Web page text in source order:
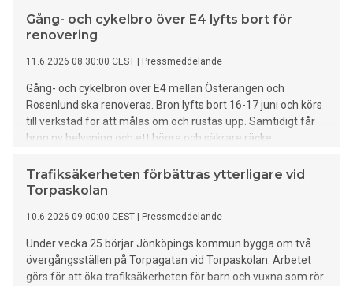
Gång- och cykelbro över E4 lyfts bort för
renovering
11.6.2026 08:30:00 CEST Pressmeddelande
Gång- och cykelbron över E4 mellan Österängen och
Rosenlund ska renoveras. Bron lyfts bort 16-17 juni och körs
till verkstad för att målas om och rustas upp. Samtidigt får
bron ny belysning och ett högre och säkrare räcke.
Trafiksäkerheten förbättras ytterligare vid
Torpaskolan
10.6.2026 09:00:00 CEST Pressmeddelande
Under vecka 25 börjar Jönköpings kommun bygga om två
övergångsställen på Torpagatan vid Torpaskolan. Arbetet
görs för att öka trafiksäkerheten för barn och vuxna som rör